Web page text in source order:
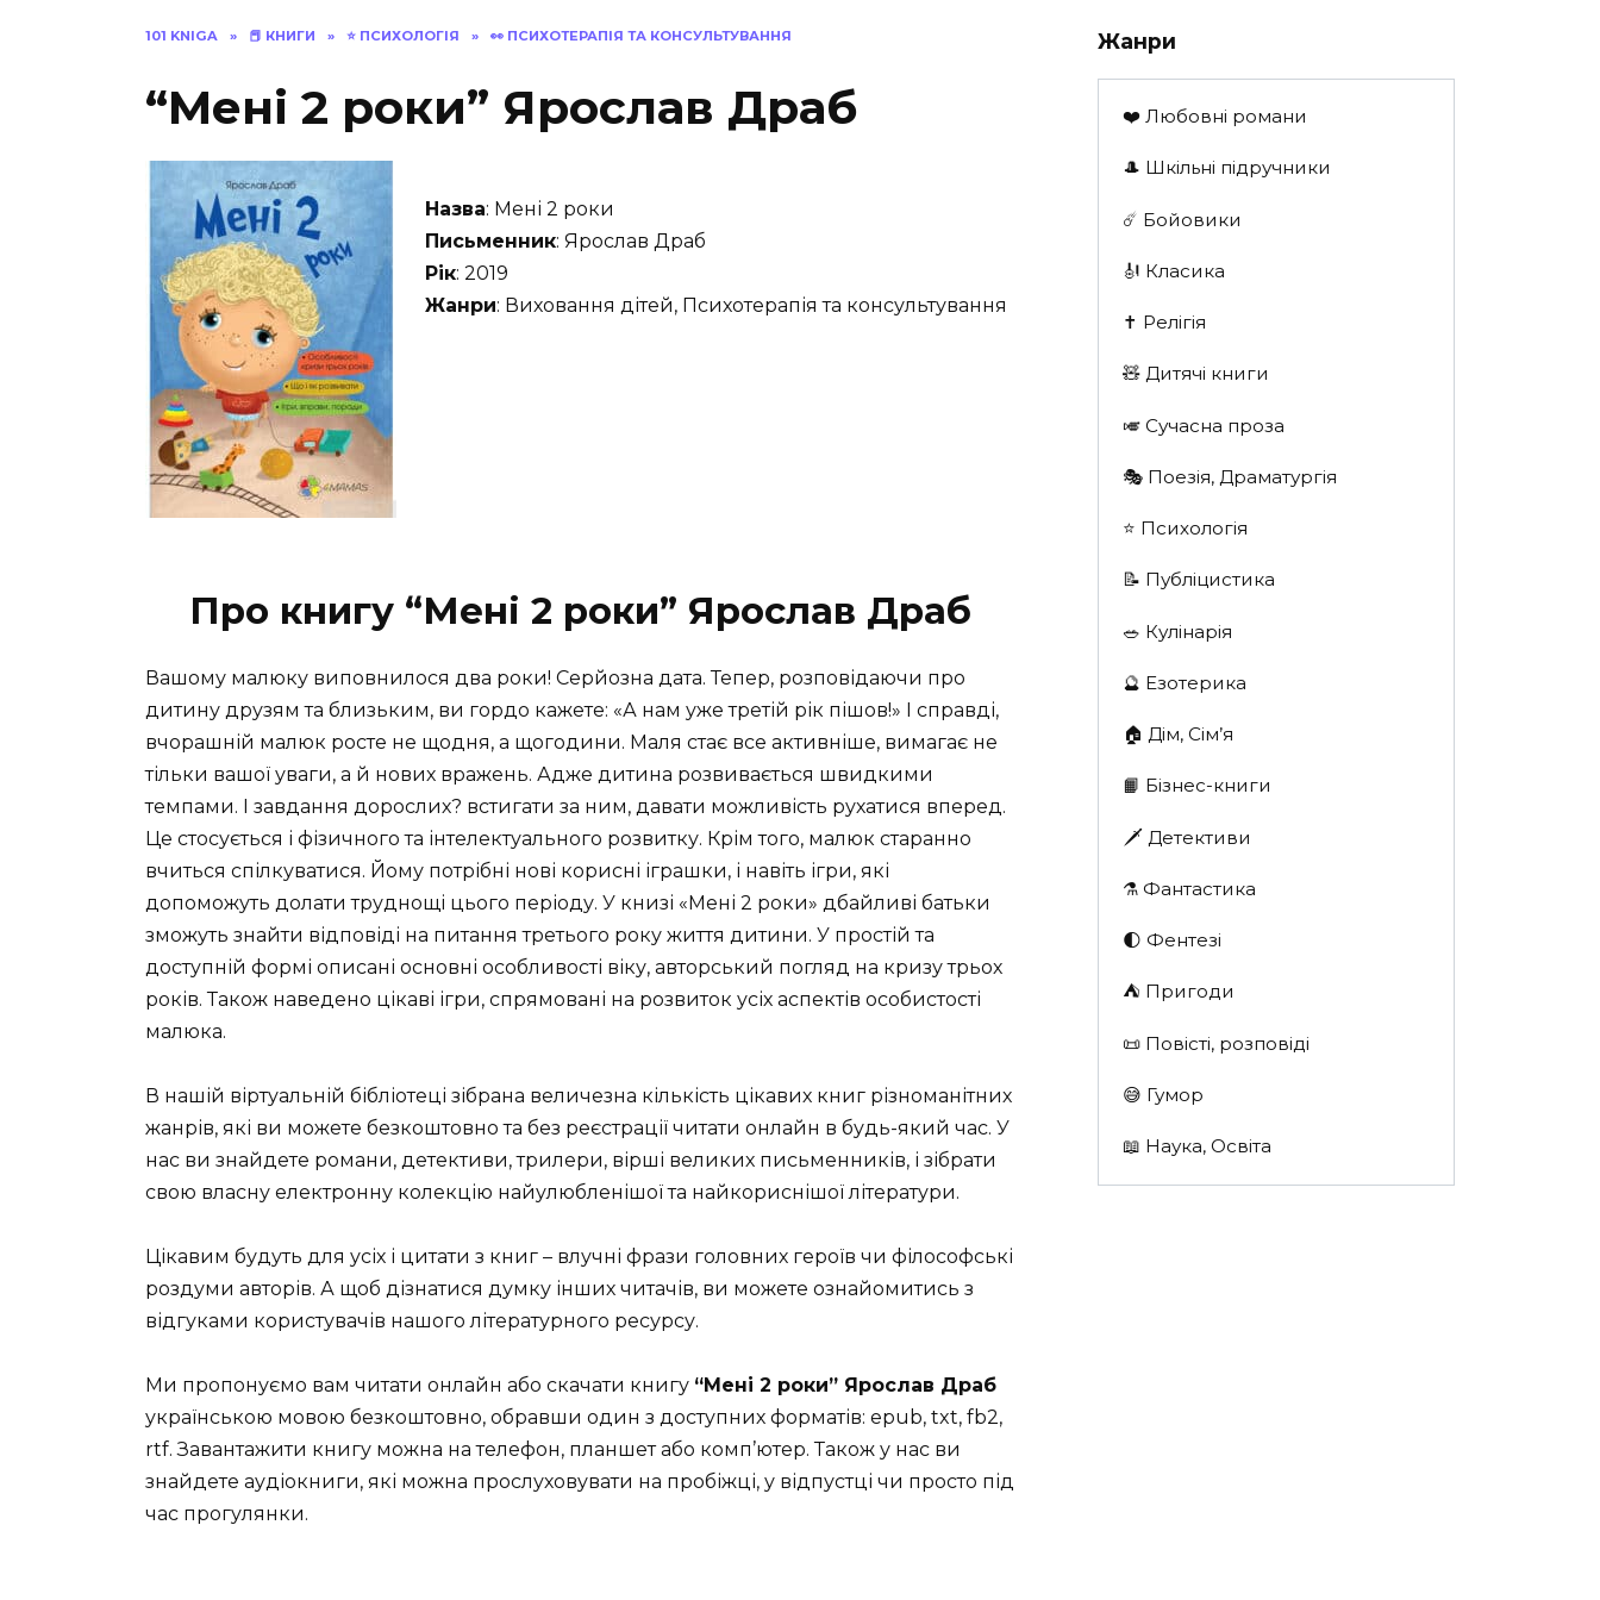
101 KNIGA » 📕 КНИГИ » ⭐️ ПСИХОЛОГІЯ » 👀 ПСИХОТЕРАПІЯ ТА КОНСУЛЬТУВАННЯ
“Мені 2 роки” Ярослав Драб
Назва: Мені 2 роки
Письменник: Ярослав Драб
Рік: 2019
Жанри: Виховання дітей, Психотерапія та консультування
Про книгу “Мені 2 роки” Ярослав Драб
Вашому малюку виповнилося два роки! Серйозна дата. Тепер, розповідаючи про
дитину друзям та близьким, ви гордо кажете: «А нам уже третій рік пішов!» І справді,
вчорашній малюк росте не щодня, а щогодини. Маля стає все активніше, вимагає не
тільки вашої уваги, а й нових вражень. Адже дитина розвивається швидкими
темпами. І завдання дорослих? встигати за ним, давати можливість рухатися вперед.
Це стосується і фізичного та інтелектуального розвитку. Крім того, малюк старанно
вчиться спілкуватися. Йому потрібні нові корисні іграшки, і навіть ігри, які
допоможуть долати труднощі цього періоду. У книзі «Мені 2 роки» дбайливі батьки
зможуть знайти відповіді на питання третього року життя дитини. У простій та
доступній формі описані основні особливості віку, авторський погляд на кризу трьох
років. Також наведено цікаві ігри, спрямовані на розвиток усіх аспектів особистості
малюка.
В нашій віртуальній бібліотеці зібрана величезна кількість цікавих книг різноманітних
жанрів, які ви можете безкоштовно та без реєстрації читати онлайн в будь-який час. У
нас ви знайдете романи, детективи, трилери, вірші великих письменників, і зібрати
свою власну електронну колекцію найулюбленішої та найкориснішої літератури.
Цікавим будуть для усіх і цитати з книг – влучні фрази головних героїв чи філософські
роздуми авторів. А щоб дізнатися думку інших читачів, ви можете ознайомитись з
відгуками користувачів нашого літературного ресурсу.
Ми пропонуємо вам читати онлайн або скачати книгу “Мені 2 роки” Ярослав Драб
українською мовою безкоштовно, обравши один з доступних форматів: epub, txt, fb2,
rtf. Завантажити книгу можна на телефон, планшет або комп’ютер. Також у нас ви
знайдете аудіокниги, які можна прослуховувати на пробіжці, у відпустці чи просто під
час прогулянки.
Жанри
❤️ Любовні романи
🎩 Шкільні підручники
☄️ Бойовики
🎻 Класика
✝️ Релігія
🧸 Дитячі книги
🎺 Сучасна проза
🎭 Поезія, Драматургія
⭐️ Психологія
📝 Публіцистика
🥗 Кулінарія
🔮 Езотерика
🏠 Дім, Сім’я
📙 Бізнес-книги
🗡 Детективи
⚗️ Фантастика
🌓 Фентезі
⛺️ Пригоди
📜 Повісті, розповіді
😅 Гумор
📖 Наука, Освіта